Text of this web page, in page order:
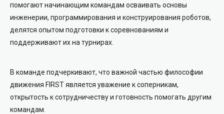
помогают начинающим командам осваивать основы
инженерии, программирования и конструирования роботов,
делятся опытом подготовки к соревнованиям и
поддерживают их на турнирах.
В команде подчеркивают, что важной частью философии
движения FIRST является уважение к соперникам,
открытость к сотрудничеству и готовность помогать другим
командам.